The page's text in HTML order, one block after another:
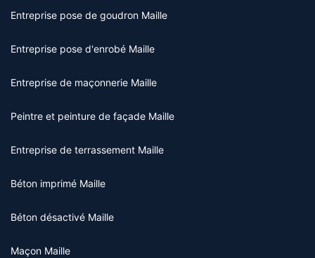
Entreprise pose de goudron Maille
Entreprise pose d'enrobé Maille
Entreprise de maçonnerie Maille
Peintre et peinture de façade Maille
Entreprise de terrassement Maille
Béton imprimé Maille
Béton désactivé Maille
Maçon Maille